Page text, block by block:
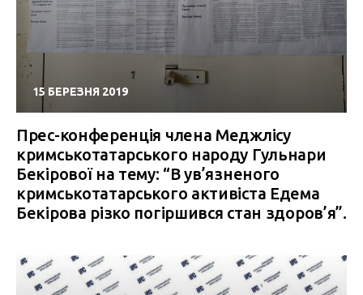
15 БЕРЕЗНЯ 2019
Прес-конференція члена Меджлісу
кримськотатарського народу Гульнари
Бекірової на тему: “В ув’язненого
кримськотатарського активіста Едема
Бекірова різко погіршився стан здоров’я”.